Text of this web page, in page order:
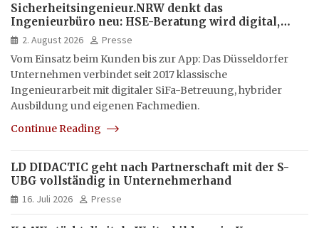
Sicherheitsingenieur.NRW denkt das
Ingenieurbüro neu: HSE-Beratung wird digital,
hybrid und multimedial
2. August 2026
Presse
Vom Einsatz beim Kunden bis zur App: Das Düsseldorfer
Unternehmen verbindet seit 2017 klassische
Ingenieurarbeit mit digitaler SiFa-Betreuung, hybrider
Ausbildung und eigenen Fachmedien.
Continue Reading
LD DIDACTIC geht nach Partnerschaft mit der S-
UBG vollständig in Unternehmerhand
16. Juli 2026 Presse